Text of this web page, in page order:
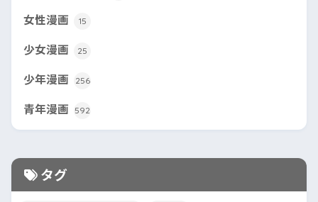
女性漫画 15
少女漫画 25
少年漫画 256
青年漫画 592
タグ